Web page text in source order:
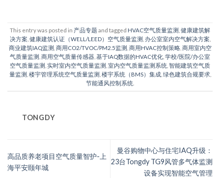
This entry was posted in 产品专题 and tagged HVAC空气质量监测 健康建筑解
决方案 健康建筑认证（WELL/LEED）空气质量监测 办公室室内空气解决方案
商业建筑IAQ监测 商用CO2/TVOC/PM2.5监测 商用HVAC控制策略, 商用室内空
气质量监测 商用空气质量传感器 基于IAQ数据的HVAC优化 学校/医院/办公室
空气质量监测 实时室内空气质量监测 室内空气质量监测系统 智能建筑空气质
量监测 楼宇管理系统空气质量监测 楼宇系统（BMS）集成, 绿色建筑合规要求,
节能通风控制系统
TONGDY
高品质养老项目空气质量智护-上
海平安颐年城
曼谷购物中心与住宅IAQ升级：
23台Tongdy TG9风管多气体监测
设备实现智能空气管理